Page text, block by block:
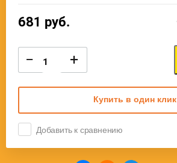
681 руб.
− +
Купить в один клик
Добавить к сравнению